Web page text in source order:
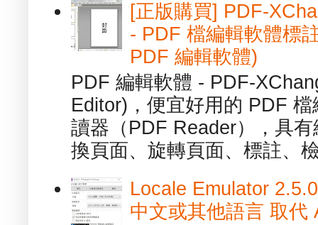
[正版購買] PDF-
- PDF 檔編輯軟體標
PDF 編輯軟體)
PDF 編輯軟體 - PDF-
Editor)，便宜好用的 PDF
讀器（PDF Reader），具
換頁面、旋轉頁面、標註、
Locale Emulator
中文或其他語言 取代